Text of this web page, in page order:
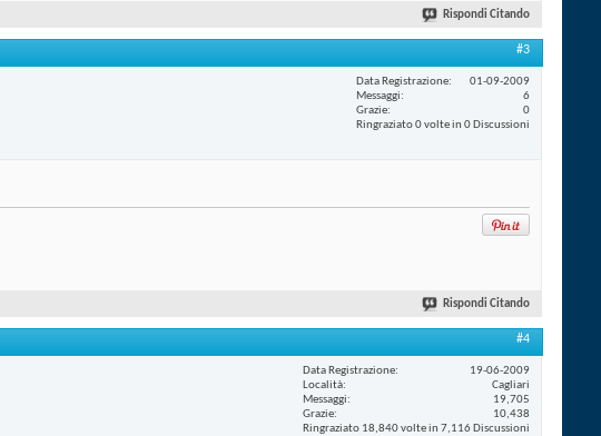
Rispondi Citando
#3
Data Registrazione
01-09-2009
Messaggi
6
Grazie
0
Ringraziato 0 volte in 0 Discussioni
Rispondi Citando
#4
Data Registrazione
19-06-2009
Località
Cagliari
Messaggi
19,705
Grazie
10,438
Ringraziato 18,840 volte in 7,116 Discussioni